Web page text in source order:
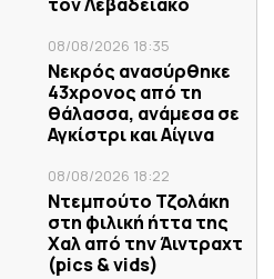
08/08/2026 18:35
Νεκρός ανασύρθηκε
43χρονος από τη
θάλασσα, ανάμεσα σε
Αγκίστρι και Αίγινα
08/08/2026 18:22
Ντεμπούτο Τζολάκη
στη φιλική ήττα της
Χαλ από την Άιντραχτ
(pics & vids)